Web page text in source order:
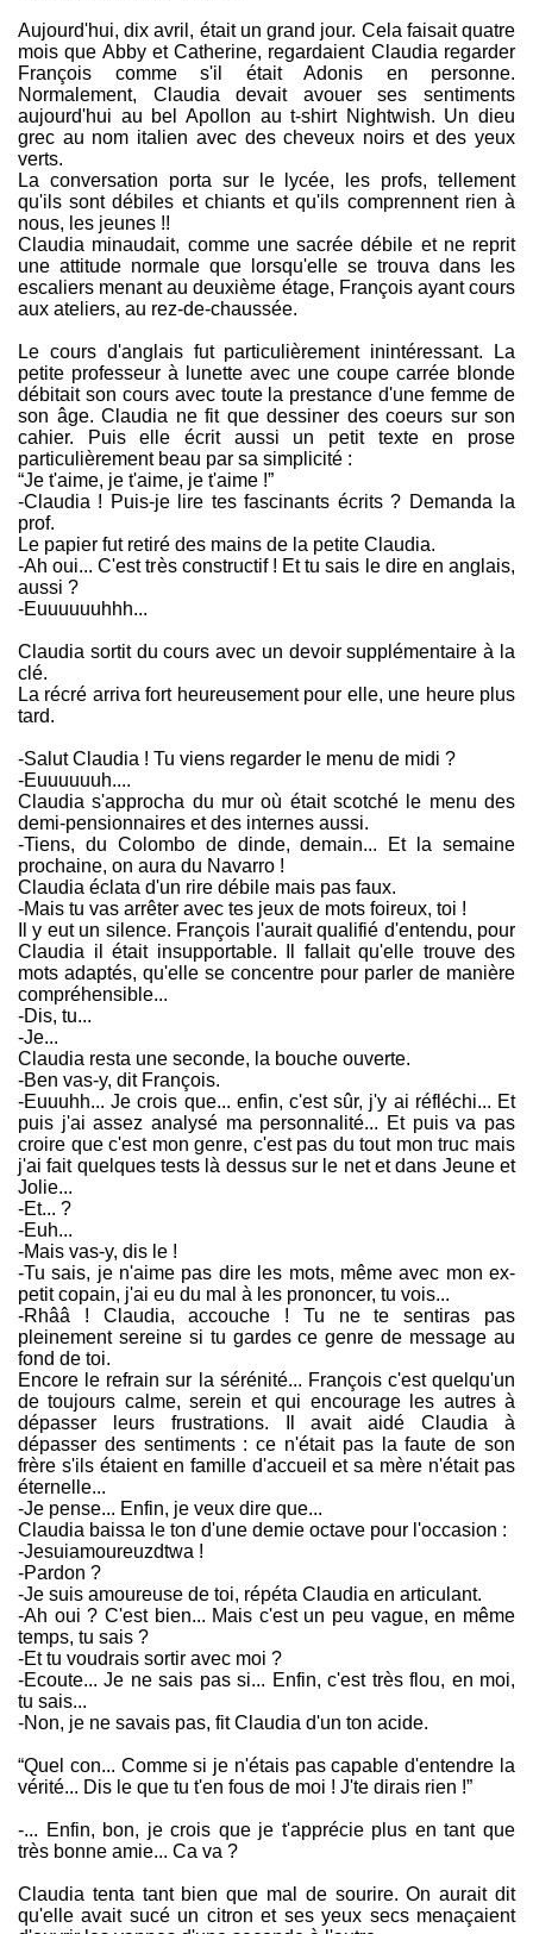
Aujourd'hui, dix avril, était un grand jour. Cela faisait quatre
mois que Abby et Catherine, regardaient Claudia regarder
François comme s'il était Adonis en personne.
Normalement, Claudia devait avouer ses sentiments
aujourd'hui au bel Apollon au t-shirt Nightwish. Un dieu
grec au nom italien avec des cheveux noirs et des yeux
verts.
La conversation porta sur le lycée, les profs, tellement
qu'ils sont débiles et chiants et qu'ils comprennent rien à
nous, les jeunes !!
Claudia minaudait, comme une sacrée débile et ne reprit
une attitude normale que lorsqu'elle se trouva dans les
escaliers menant au deuxième étage, François ayant cours
aux ateliers, au rez-de-chaussée.
Le cours d'anglais fut particulièrement inintéressant. La
petite professeur à lunette avec une coupe carrée blonde
débitait son cours avec toute la prestance d'une femme de
son âge. Claudia ne fit que dessiner des coeurs sur son
cahier. Puis elle écrit aussi un petit texte en prose
particulièrement beau par sa simplicité :
“Je t'aime, je t'aime, je t'aime !”
-Claudia ! Puis-je lire tes fascinants écrits ? Demanda la
prof.
Le papier fut retiré des mains de la petite Claudia.
-Ah oui... C'est très constructif ! Et tu sais le dire en anglais,
aussi ?
-Euuuuuuhhh...
Claudia sortit du cours avec un devoir supplémentaire à la
clé.
La récré arriva fort heureusement pour elle, une heure plus
tard.
-Salut Claudia ! Tu viens regarder le menu de midi ?
-Euuuuuuh....
Claudia s'approcha du mur où était scotché le menu des
demi-pensionnaires et des internes aussi.
-Tiens, du Colombo de dinde, demain... Et la semaine
prochaine, on aura du Navarro !
Claudia éclata d'un rire débile mais pas faux.
-Mais tu vas arrêter avec tes jeux de mots foireux, toi !
Il y eut un silence. François l'aurait qualifié d'entendu, pour
Claudia il était insupportable. Il fallait qu'elle trouve des
mots adaptés, qu'elle se concentre pour parler de manière
compréhensible...
-Dis, tu...
-Je...
Claudia resta une seconde, la bouche ouverte.
-Ben vas-y, dit François.
-Euuuhh... Je crois que... enfin, c'est sûr, j'y ai réfléchi... Et
puis j'ai assez analysé ma personnalité... Et puis va pas
croire que c'est mon genre, c'est pas du tout mon truc mais
j'ai fait quelques tests là dessus sur le net et dans Jeune et
Jolie...
-Et... ?
-Euh...
-Mais vas-y, dis le !
-Tu sais, je n'aime pas dire les mots, même avec mon ex-
petit copain, j'ai eu du mal à les prononcer, tu vois...
-Rhââ ! Claudia, accouche ! Tu ne te sentiras pas
pleinement sereine si tu gardes ce genre de message au
fond de toi.
Encore le refrain sur la sérénité... François c'est quelqu'un
de toujours calme, serein et qui encourage les autres à
dépasser leurs frustrations. Il avait aidé Claudia à
dépasser des sentiments : ce n'était pas la faute de son
frère s'ils étaient en famille d'accueil et sa mère n'était pas
éternelle...
-Je pense... Enfin, je veux dire que...
Claudia baissa le ton d'une demie octave pour l'occasion :
-Jesuiamoureuzdtwa !
-Pardon ?
-Je suis amoureuse de toi, répéta Claudia en articulant.
-Ah oui ? C'est bien... Mais c'est un peu vague, en même
temps, tu sais ?
-Et tu voudrais sortir avec moi ?
-Ecoute... Je ne sais pas si... Enfin, c'est très flou, en moi,
tu sais...
-Non, je ne savais pas, fit Claudia d'un ton acide.
“Quel con... Comme si je n'étais pas capable d'entendre la
vérité... Dis le que tu t'en fous de moi ! J'te dirais rien !”
-... Enfin, bon, je crois que je t'apprécie plus en tant que
très bonne amie... Ca va ?
Claudia tenta tant bien que mal de sourire. On aurait dit
qu'elle avait sucé un citron et ses yeux secs menaçaient